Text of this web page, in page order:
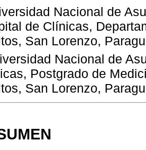
Nacional de
de Clínicas,
San Lorenzo,
Nacional de
Postgrado de
San Lorenzo,